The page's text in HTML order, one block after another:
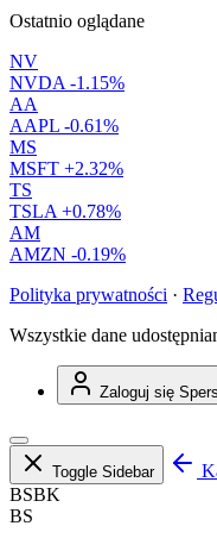
Ostatnio oglądane
NV
NVDA -1.15%
AA
AAPL -0.61%
MS
MSFT +2.32%
TS
TSLA +0.78%
AM
AMZN -0.19%
Polityka prywatności ·
Wszystkie dane
Zaloguj się
Toggle Sidebar
BSBK
BS